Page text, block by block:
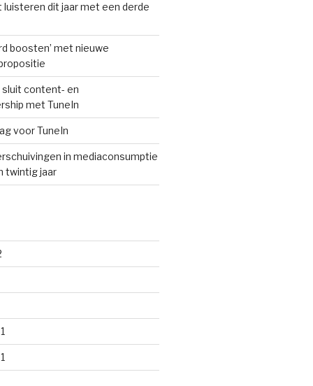
luisteren dit jaar met een derde
boosten’ met nieuwe
content- en
met TuneIn
voor TuneIn
in mediaconsumptie
twintig jaar